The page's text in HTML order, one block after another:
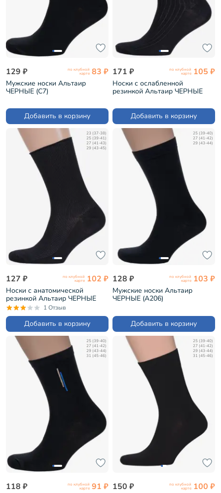
129 ₽ по клубной
карте 83 ₽
Мужские носки Альтаир
ЧЕРНЫЕ (С7)
Добавить в корзину
171 ₽ по клубной
карте 105 ₽
Носки с ослабленной
резинкой Альтаир ЧЕРНЫЕ
Добавить в корзину
23 (37-38)
25 (39-41)
27 (41-43)
29 (43-45)
127 ₽ по клубной
карте 102 ₽
Носки с анатомической
резинкой Альтаир ЧЕРНЫЕ
(С198)
1 Отзыв
Добавить в корзину
25 (39-40)
27 (41-42)
29 (43-44)
128 ₽ по клубной
карте 103 ₽
Мужские носки Альтаир
ЧЕРНЫЕ (А206)
Добавить в корзину
25 (39-40)
27 (41-42)
29 (43-44)
31 (45-46)
118 ₽ по клубной
карте 91 ₽
25 (39-40)
27 (41-42)
29 (43-44)
31 (45-46)
150 ₽ по клубной
карте 100 ₽